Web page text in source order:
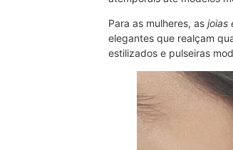
Para as mulheres, as joias
elegantes que realçam
estilizados e pulseiras